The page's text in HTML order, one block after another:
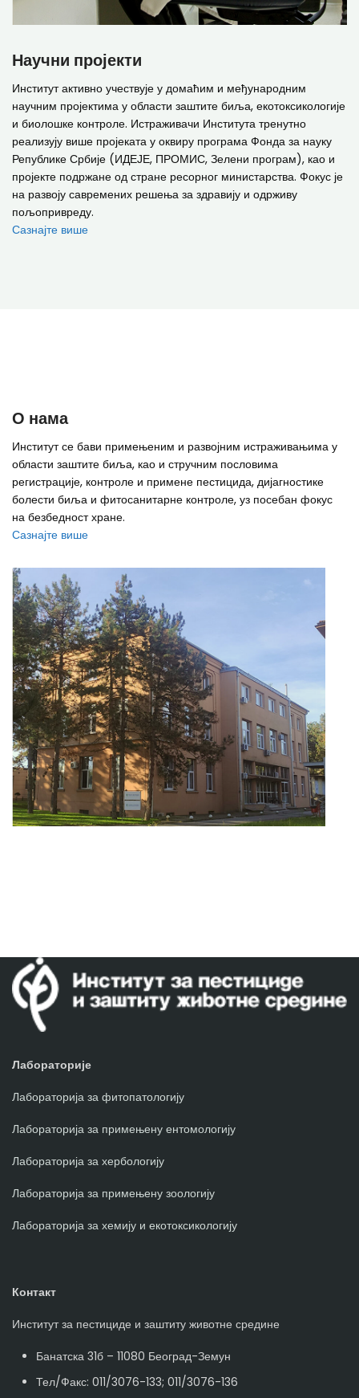
Научни пројекти
Институт активно учествује у домаћим и међународним
научним пројектима у области заштите биља, екотоксикологије
и биолошке контроле. Истраживачи Института тренутно
реализују више пројеката у оквиру програма Фонда за науку
Републике Србије (ИДЕЈЕ, ПРОМИС, Зелени програм), као и
пројекте подржане од стране ресорног министарства. Фокус је
на развоју савремених решења за здравију и одрживу
пољопривреду.
Сазнајте више
О нама
Институт се бави примењеним и развојним истраживањима у
области заштите биља, као и стручним пословима
регистрације, контроле и примене пестицида, дијагностике
болести биља и фитосанитарне контроле, уз посебан фокус
на безбедност хране.
Сазнајте више
Лабораторије
Лабораторија за фитопатологију
Лабораторија за примењену ентомологију
Лабораторија за хербологију
Лабораторија за примењену зоологију
Лабораторија за хемију и екотоксикологију
Контакт
Институт за пестициде и заштиту животне средине
Банатска 31б – 11080 Београд-Земун
Тел/Факс: 011/3076-133; 011/3076-136